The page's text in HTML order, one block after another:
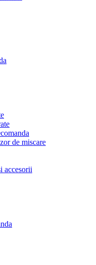
de miscare
accesorii